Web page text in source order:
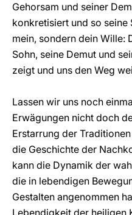
Gehorsam und seiner
konkretisiert und so
mein, sondern dein Wille:
Sohn, seine Demut und
zeigt und uns den Weg
Lassen wir uns noch
Erwägungen nicht doch
Erstarrung der
die Geschichte der
kann die Dynamik der
die in lebendigen
Gestalten angenommen
Lebendigkeit der heiligen